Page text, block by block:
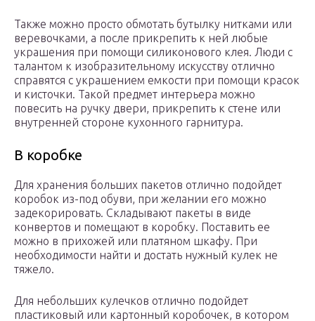
Также можно просто обмотать бутылку нитками или
веревочками, а после прикрепить к ней любые
украшения при помощи силиконового клея. Люди с
талантом к изобразительному искусству отлично
справятся с украшением емкости при помощи красок
и кисточки. Такой предмет интерьера можно
повесить на ручку двери, прикрепить к стене или
внутренней стороне кухонного гарнитура.
В коробке
Для хранения больших пакетов отлично подойдет
коробок из-под обуви, при желании его можно
задекорировать. Складывают пакеты в виде
конвертов и помещают в коробку. Поставить ее
можно в прихожей или платяном шкафу. При
необходимости найти и достать нужный кулек не
тяжело.
Для небольших кулечков отлично подойдет
пластиковый или картонный коробочек, в котором